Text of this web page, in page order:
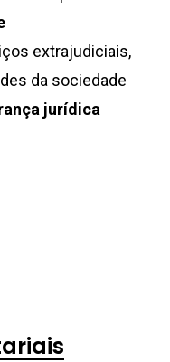
extrajudiciais,
da sociedade
jurídica